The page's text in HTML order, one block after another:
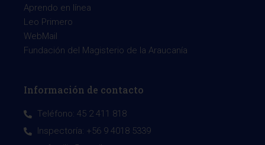
Aprendo en línea
Leo Primero
WebMail
Fundación del Magisterio de la Araucanía
Información de contacto
Teléfono: 45 2 411 818
Inspectoría: +56 9 4018 5339